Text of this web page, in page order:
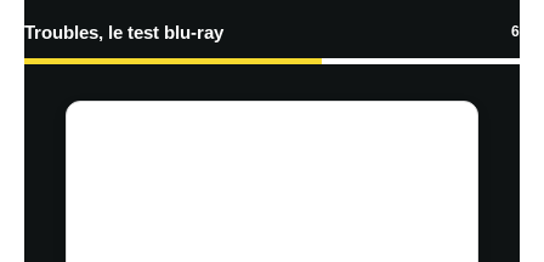
Troubles, le test blu-ray 6